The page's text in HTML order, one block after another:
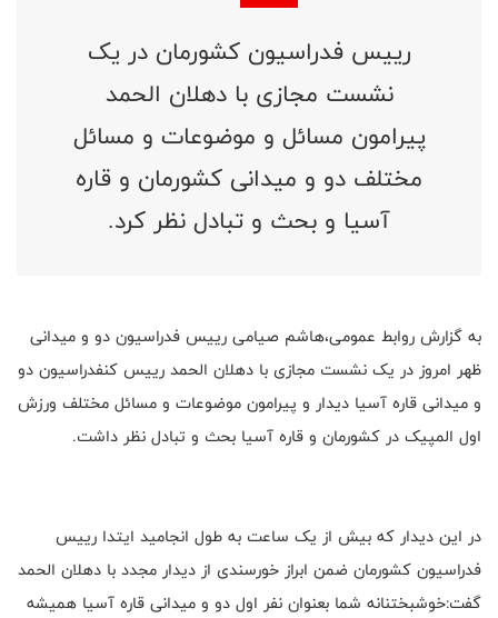
رییس فدراسیون کشورمان در یک
نشست مجازی با دهلان الحمد
پیرامون مسائل و موضوعات و مسائل
مختلف دو و میدانی کشورمان و قاره
آسیا و بحث و تبادل نظر کرد.
به گزارش روابط عمومی،هاشم صیامی رییس فدراسیون دو و میدانی
ظهر امروز در یک نشست مجازی با دهلان الحمد رییس کنفدراسیون دو
و میدانی قاره آسیا دیدار و پیرامون موضوعات و مسائل مختلف ورزش
اول المپیک در کشورمان و قاره آسیا بحث و تبادل نظر داشت.
در این دیدار که بیش از یک ساعت به طول انجامید ایتدا رییس
فدراسیون کشورمان ضمن ابراز خورسندی از دیدار مجدد با دهلان الحمد
گفت:خوشبختنانه شما بعنوان نفر اول دو و میدانی قاره آسیا همیشه